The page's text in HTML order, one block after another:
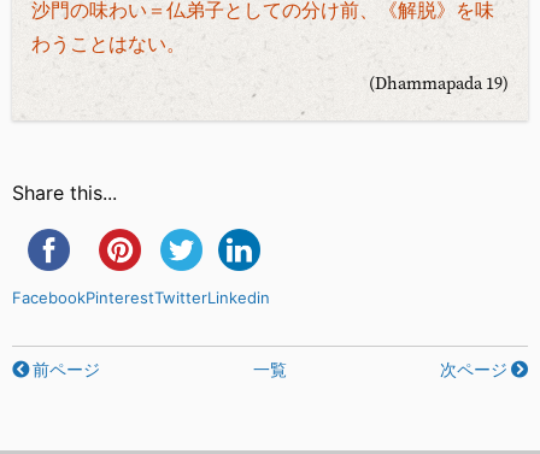
沙門の味わい＝仏弟子としての分け前、《解脱》を味
わうことはない。
(Dhammapada 19)
Share this...
FacebookPinterestTwitterLinkedin
前ページ 一覧 次ページ